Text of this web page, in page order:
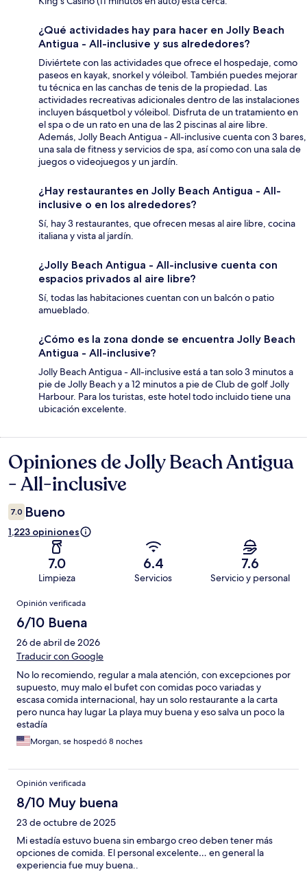
¿Qué actividades hay para hacer en Jolly Beach
Antigua - All-inclusive y sus alrededores?
Diviértete con las actividades que ofrece el hospedaje, como
paseos en kayak, snorkel y vóleibol. También puedes mejorar
tu técnica en las canchas de tenis de la propiedad. Las
actividades recreativas adicionales dentro de las instalaciones
incluyen básquetbol y vóleibol. Disfruta de un tratamiento en
el spa o de un rato en una de las 2 piscinas al aire libre.
Además, Jolly Beach Antigua - All-inclusive cuenta con 3 bares,
una sala de fitness y servicios de spa, así como con una sala de
juegos o videojuegos y un jardín.
¿Hay restaurantes en Jolly Beach Antigua - All-
inclusive o en los alrededores?
Sí, hay 3 restaurantes, que ofrecen mesas al aire libre, cocina
italiana y vista al jardín.
¿Jolly Beach Antigua - All-inclusive cuenta con
espacios privados al aire libre?
Sí, todas las habitaciones cuentan con un balcón o patio
amueblado.
¿Cómo es la zona donde se encuentra Jolly Beach
Antigua - All-inclusive?
Jolly Beach Antigua - All-inclusive está a tan solo 3 minutos a
pie de Jolly Beach y a 12 minutos a pie de Club de golf Jolly
Harbour. Para los turistas, este hotel todo incluido tiene una
ubicación excelente.
Opiniones
Opiniones de Jolly Beach Antigua
- All-inclusive
7.0 Bueno
1,223 opiniones
7.0
Limpieza
6.4
Servicios
7.6
Servicio y personal
Opiniones
Opinión verificada
6/10 Buena
26 de abril de 2026
Traducir con Google
No lo recomiendo, regular a mala atención, con excepciones por
supuesto, muy malo el bufet con comidas poco variadas y
escasa comida internacional, hay un solo restaurante a la carta
pero nunca hay lugar La playa muy buena y eso salva un poco la
estadía
Morgan, se hospedó 8 noches
Opinión verificada
8/10 Muy buena
23 de octubre de 2025
Mi estadía estuvo buena sin embargo creo deben tener más
opciones de comida. El personal excelente… en general la
experiencia fue muy buena..